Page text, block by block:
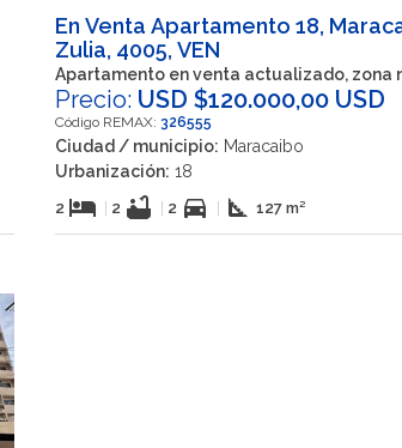
En Venta Apartamento 18,
Zulia, 4005, VEN
Apartamento en venta actualizado, zona
Precio: USD $120.000,00 USD
Código REMAX: 326555
Ciudad / municipio: Maracaibo
Urbanización: 18
2 hotel | 2 bathtub | 2 directions_car | square_foot 127 m²